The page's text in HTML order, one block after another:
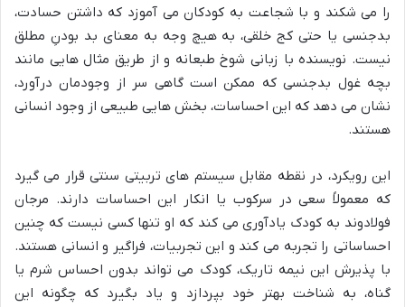
را می شکند و با شجاعت به کودکان می آموزد که داشتن حسادت،
بدجنسی یا حتی کج خلقی، به هیچ وجه به معنای بد بودنِ مطلق
نیست. نویسنده با زبانی شوخ طبعانه و از طریق مثال هایی مانند
بچه غول بدجنسی که ممکن است گاهی سر از وجودمان درآورد،
نشان می دهد که این احساسات، بخش هایی طبیعی از وجود انسانی
هستند.
این رویکرد، در نقطه مقابل سیستم های تربیتی سنتی قرار می گیرد
که معمولاً سعی در سرکوب یا انکار این احساسات دارند. مرجان
فولادوند به کودک یادآوری می کند که او تنها کسی نیست که چنین
احساساتی را تجربه می کند و این تجربیات، فراگیر و انسانی هستند.
با پذیرش این نیمه تاریک، کودک می تواند بدون احساس شرم یا
گناه، به شناخت بهتر خود بپردازد و یاد بگیرد که چگونه این